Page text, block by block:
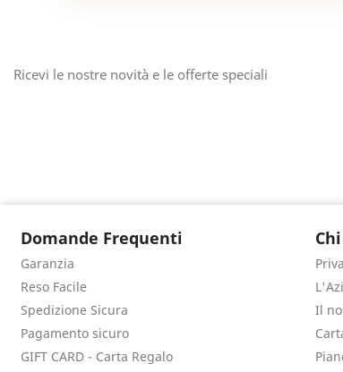
Ricevi le nostre novità e le offerte speciali
Domande Frequenti
Garanzia
Reso Facile
Spedizione Sicura
Pagamento sicuro
GIFT CARD - Carta Regalo
Il